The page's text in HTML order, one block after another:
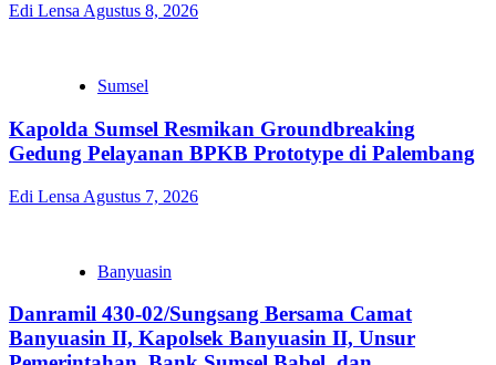
Edi Lensa Agustus 8, 2026
Sumsel
Kapolda Sumsel Resmikan Groundbreaking
Gedung Pelayanan BPKB Prototype di Palembang
Edi Lensa Agustus 7, 2026
Banyuasin
Danramil 430-02/Sungsang Bersama Camat
Banyuasin II, Kapolsek Banyuasin II, Unsur